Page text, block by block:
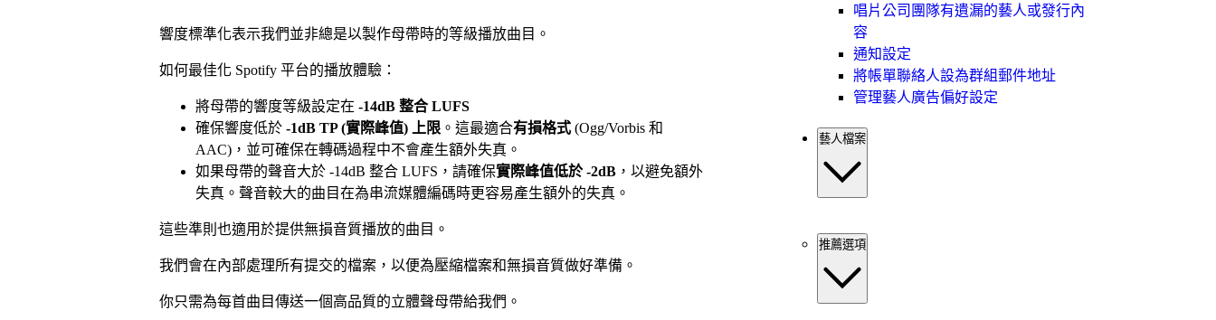
響度標準化表示我們並非總是以製作母帶時的等級播放曲目。
如何最佳化 Spotify 平台的播放體驗：
將母帶的響度等級設定在 -14dB 整合 LUFS
確保響度低於 -1dB TP (實際峰值) 上限 。這最適合有損格式 (Ogg/Vorbis 和
AAC)，並可確保在轉碼過程中不會產生額外失真。
如果母帶的聲音大於 -14dB 整合 LUFS，請確保實際峰值低於 -2dB ，以避免額外
失真。聲音較大的曲目在為串流媒體編碼時更容易產生額外的失真。
這些準則也適用於提供無損音質播放的曲目。
我們會在內部處理所有提交的檔案，以便為壓縮檔案和無損音質做好準備。
你只需為每首曲目傳送一個高品質的立體聲母帶給我們。
唱片公司團隊有遺漏的藝人或發行內
容
通知設定
將帳單聯絡人設為群組郵件地址
管理藝人廣告偏好設定
藝人檔案
推薦選項